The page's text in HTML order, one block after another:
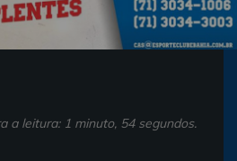
a leitura: 1 minuto, 54 segundos.